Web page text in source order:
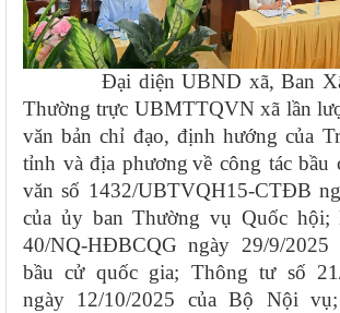
Đại diệnUBND xã, Ban
Thường trực UBMTTQVN xã lần
văn bản chỉ đạo, định hướng của
tỉnh và địa phương về công tác bầu
văn số 1432/UBTVQH15-CTĐB
của ủy ban Thường vụ Quốc hội;
40/NQ-HĐBCQG ngày 29/9/
bầu cử quốc gia; Thông tư số
ngày 12/10/2025 của Bộ Nội